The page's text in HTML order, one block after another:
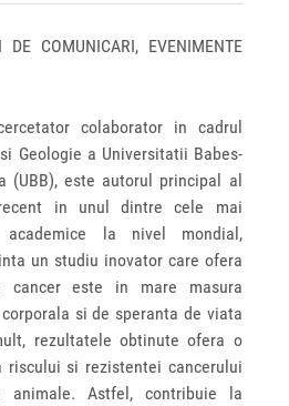
DE COMUNICARI, EVENIMENTE
colaborator in cadrul
Geologie a Universitatii Babes-
(UBB), este autorul principal al
in unul dintre cele mai
academice la nivel mondial,
un studiu inovator care ofera
cancer este in mare masura
si de speranta de viata
rezultatele obtinute ofera o
riscului si rezistentei cancerului
Astfel, contribuie la